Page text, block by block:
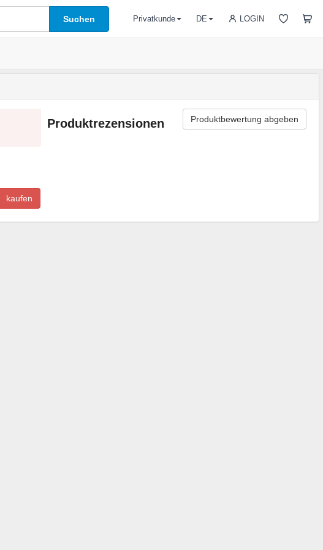
Suchen LOGIN
Privatkunde DE
kaufen
Produktrezensionen Produktbewertung abgeben